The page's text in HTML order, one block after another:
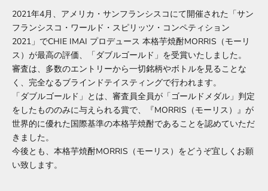
2021年4月、アメリカ・サンフランシスコにて開催された「サン
フランシスコ・ワールド・スピリッツ・コンペティション
2021」でCHIE IMAI プロデュース 本格芋焼酎MORRIS（モーリ
ス）が最高の評価、「ダブルゴールド」を受賞いたしました。
審査は、多数のエントリーから一切銘柄やボトルを見ることな
く、完全なるブラインドテイスティングで行われます。
「ダブルゴールド」とは、審査員全員が「ゴールドメダル」判定
をしたもののみに与えられる賞で、『MORRIS（モーリス）』が
世界的に優れた国際基準の本格芋焼酎であることを認めていただ
きました。
今後とも、本格芋焼酎MORRIS（モーリス）をどうぞ宜しくお願
い致します。